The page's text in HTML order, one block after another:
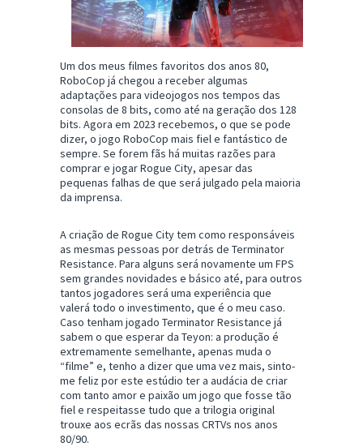
Um dos meus filmes favoritos dos anos 80,
RoboCop já chegou a receber algumas
adaptações para videojogos nos tempos das
consolas de 8 bits, como até na geração dos 128
bits. Agora em 2023 recebemos, o que se pode
dizer, o jogo RoboCop mais fiel e fantástico de
sempre. Se forem fãs há muitas razões para
comprar e jogar Rogue City, apesar das
pequenas falhas de que será julgado pela maioria
da imprensa.
A criação de Rogue City tem como responsáveis
as mesmas pessoas por detrás de Terminator
Resistance. Para alguns será novamente um FPS
sem grandes novidades e básico até, para outros
tantos jogadores será uma experiência que
valerá todo o investimento, que é o meu caso.
Caso tenham jogado Terminator Resistance já
sabem o que esperar da Teyon: a produção é
extremamente semelhante, apenas muda o
“filme” e, tenho a dizer que uma vez mais, sinto-
me feliz por este estúdio ter a audácia de criar
com tanto amor e paixão um jogo que fosse tão
fiel e respeitasse tudo que a trilogia original
trouxe aos ecrãs das nossas CRTVs nos anos
80/90.